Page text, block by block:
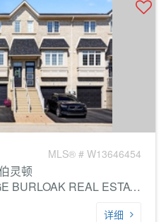
MLS® # W13646454
灵顿
经纪公司: ROYAL LEPAGE BURLOAK REAL ESTATE SERVICES
详细